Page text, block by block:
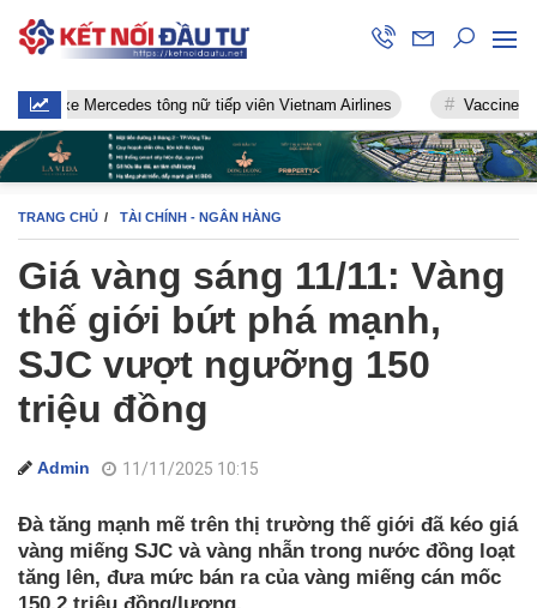
Mercedes tông nữ tiếp viên Vietnam Airlines Vaccine chống
TRANG CHỦ TÀI CHÍNH - NGÂN HÀNG
Giá vàng sáng 11/11: Vàng
thế giới bứt phá mạnh,
SJC vượt ngưỡng 150
triệu đồng
Admin 11/11/2025 10:15
Đà tăng mạnh mẽ trên thị trường thế giới đã kéo giá
vàng miếng SJC và vàng nhẫn trong nước đồng loạt
tăng lên, đưa mức bán ra của vàng miếng cán mốc